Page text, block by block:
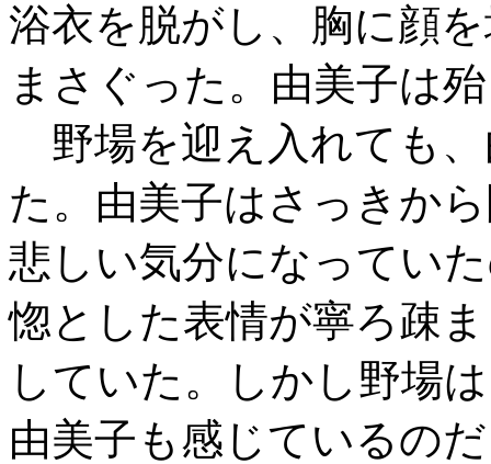
浴衣を脱がし、胸に顔
まさぐった。由美子は
野場を迎え入れても
た。由美子はさっきか
悲しい気分になってい
惚とした表情が寧ろ疎
していた。しかし野場
由美子も感じているの